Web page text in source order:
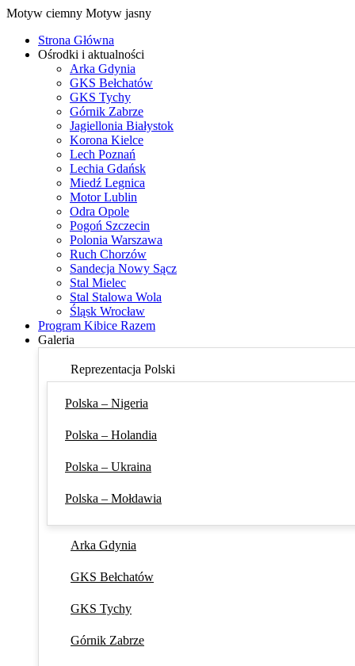
Motyw ciemny Motyw jasny
Strona Główna
Ośrodki i aktualności
Arka Gdynia
GKS Bełchatów
GKS Tychy
Górnik Zabrze
Jagiellonia Białystok
Korona Kielce
Lech Poznań
Lechia Gdańsk
Miedź Legnica
Motor Lublin
Odra Opole
Pogoń Szczecin
Polonia Warszawa
Ruch Chorzów
Sandecja Nowy Sącz
Stal Mielec
Stal Stalowa Wola
Śląsk Wrocław
Program Kibice Razem
Galeria
Reprezentacja Polski
Polska – Nigeria
Polska – Holandia
Polska – Ukraina
Polska – Mołdawia
Arka Gdynia
GKS Bełchatów
GKS Tychy
Górnik Zabrze